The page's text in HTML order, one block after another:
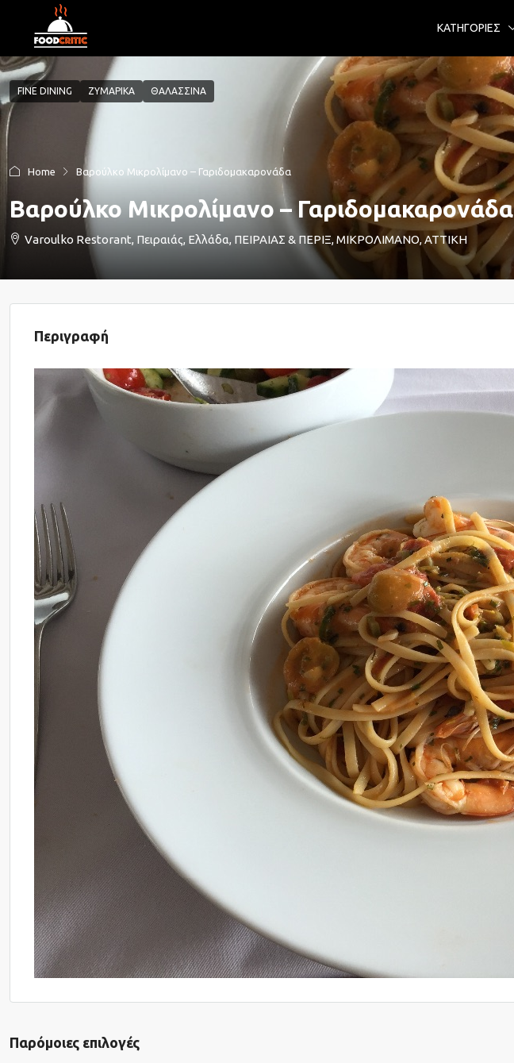
ΚΑΤΗΓΟΡΙΕΣ
FINE DINING ΖΥΜΑΡΙΚΑ ΘΑΛΑΣΣΙΝΑ
Home Βαρούλκο Μικρολίμανο – Γαριδομακαρονάδα
Βαρούλκο Μικρολίμανο – Γαριδομακαρονάδα
Varoulko Restorant, Πειραιάς, Ελλάδα, ΠΕΙΡΑΙΑΣ & ΠΕΡΙΞ, ΜΙΚΡΟΛΙΜΑΝΟ, ΑΤΤΙΚΗ
Περιγραφή
Παρόμοιες επιλογές